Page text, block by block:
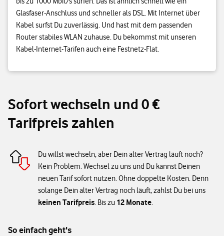
Glasfaser-Anschluss und schneller als DSL. Mit Internet über
Kabel surfst Du zuverlässig. Und hast mit dem passenden
Router stabiles WLAN zuhause. Du bekommst mit unseren
Kabel-Internet-Tarifen auch eine Festnetz-Flat.
Sofort wechseln und 0 €
Tarifpreis zahlen
Du willst wechseln, aber Dein alter Vertrag läuft noch?
Kein Problem. Wechsel zu uns und Du kannst Deinen
neuen Tarif sofort nutzen. Ohne doppelte Kosten. Denn
solange Dein alter Vertrag noch läuft, zahlst Du bei uns
keinen Tarifpreis. Bis zu 12 Monate.
So einfach geht's